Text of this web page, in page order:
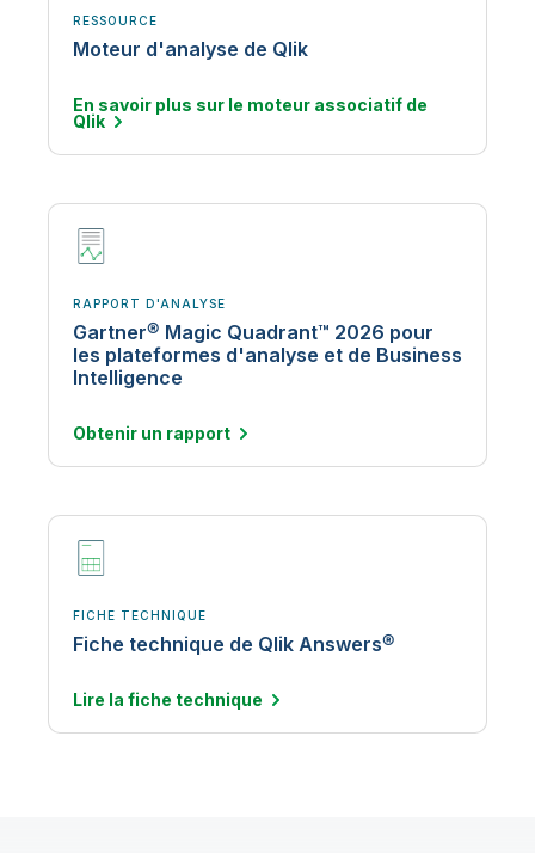
RESSOURCE
Moteur d'analyse de Qlik
En savoir plus sur le moteur associatif de
Qlik
RAPPORT D'ANALYSE
Gartner® Magic Quadrant™ 2026 pour
les plateformes d'analyse et de Business
Intelligence
Obtenir un rapport
FICHE TECHNIQUE
Fiche technique de Qlik Answers®
Lire la fiche technique